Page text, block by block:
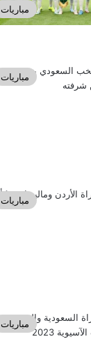
مباريات
مباريات
مباريات
مباريات